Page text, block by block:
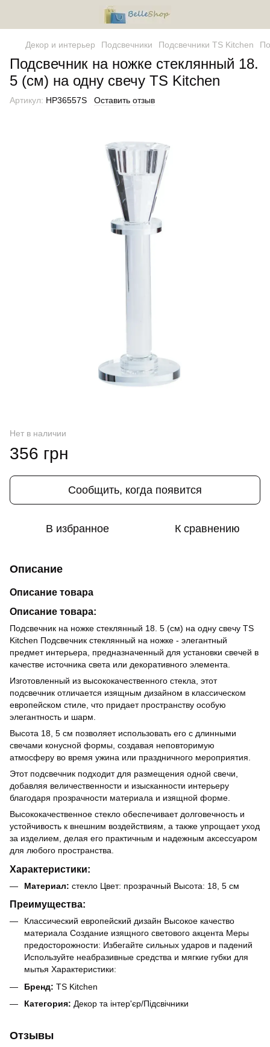
Декор и интерьер Подсвечники Подсвечники TS Kitchen
Подсвечник на ножке стеклянный 18.
5 (см) на одну свечу TS Kitchen
Артикул: HP36557S Оставить отзыв
Нет в наличии
356 грн
Сообщить, когда появится
В избранное К сравнению
Описание
Описание товара
Описание товара:
Подсвечник на ножке стеклянный 18. 5 (см) на одну свечу TS
Kitchen Подсвечник стеклянный на ножке - элегантный
предмет интерьера, предназначенный для установки свечей в
качестве источника света или декоративного элемента.
Изготовленный из высококачественного стекла, этот
подсвечник отличается изящным дизайном в классическом
европейском стиле, что придает пространству особую
элегантность и шарм.
Высота 18, 5 см позволяет использовать его с длинными
свечами конусной формы, создавая неповторимую
атмосферу во время ужина или праздничного мероприятия.
Этот подсвечник подходит для размещения одной свечи,
добавляя величественности и изысканности интерьеру
благодаря прозрачности материала и изящной форме.
Высококачественное стекло обеспечивает долговечность и
устойчивость к внешним воздействиям, а также упрощает уход
за изделием, делая его практичным и надежным аксессуаром
для любого пространства.
Характеристики:
Материал: стекло Цвет: прозрачный Высота: 18, 5 см
Преимущества:
Классический европейский дизайн Высокое качество
материала Создание изящного светового акцента Меры
предосторожности: Избегайте сильных ударов и падений
Используйте неабразивные средства и мягкие губки для
мытья Характеристики:
Бренд: TS Kitchen
Категория: Декор та інтер'єр/Підсвічники
Отзывы